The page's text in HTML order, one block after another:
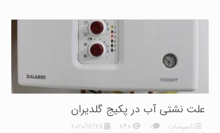
علت نشتی آب در پکیج گلدیران
تاسیسات ۰ ۸۴۸ 2020/12/28